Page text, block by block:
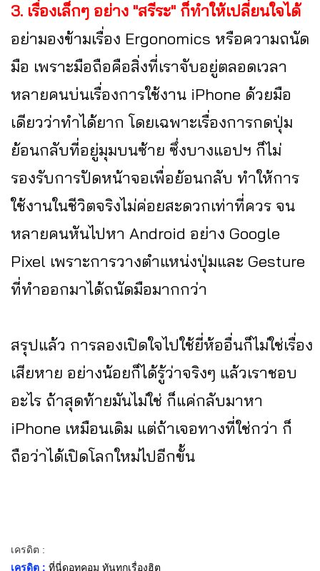
3. เรื่องเล็กๆ อย่าง "สรีระ" ก็ทำให้เปลี่ยนใจได้
อย่ามองข้ามเรื่อง Ergonomics หรือความถนัด
มือ เพราะมือถือคือสิ่งที่เราจับอยู่ตลอดเวลา
หลายคนบ่นเรื่องการใช้งาน iPhone ด้วยมือ
เดียวว่าทำได้ยาก โดยเฉพาะเรื่องการกดปุ่ม
ย้อนกลับที่อยู่มุมบนซ้าย ซึ่งบางแอปฯ ก็ไม่
รองรับการปัดหน้าจอเพื่อย้อนกลับ ทำให้การ
ใช้งานในชีวิตจริงไม่ค่อยสะดวกเท่าที่ควร จน
หลายคนหันไปหา Android อย่าง Google
Pixel เพราะการวางตำแหน่งปุ่มและ Gesture
ที่ทำออกมาได้ถนัดมือมากกว่า
สรุปแล้ว การลองเปิดใจไปใช้ยี่ห้ออื่นก็ไม่ใช่เรื่อง
เสียหาย อย่างน้อยก็ได้รู้ว่าจริงๆ แล้วเราชอบ
อะไร ถ้าสุดท้ายมันไม่ใช่ ก็แค่กลับมาหา
iPhone เหมือนเดิม แต่ถ้าเจอทางที่ใช่กว่า ก็
ถือว่าได้เปิดโลกใหม่ไปอีกขั้น
เครดิต :
เครดิต : ที่นี่ดอทคอม ทันทุกเรื่องฮิต